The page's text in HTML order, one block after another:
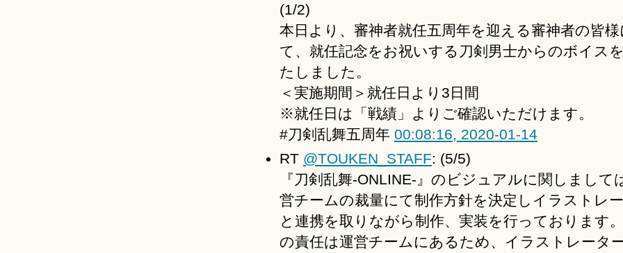
(1/2)
本日より、審神者就任五周年を迎える審神者の皆
て、就任記念をお祝いする刀剣男士からのボイス
たしました。
＜実施期間＞就任日より3日間
※就任日は「戦績」よりご確認いただけます。
#刀剣乱舞五周年 00:08:16, 2020-01-14
RT @TOUKEN_STAFF: (5/5)
『刀剣乱舞-ONLINE-』のビジュアルに関しまして
営チームの裁量にて制作方針を決定しイラストレ
と連携を取りながら制作、実装を行っております
の責任は運営チームにあるため、イラストレータ